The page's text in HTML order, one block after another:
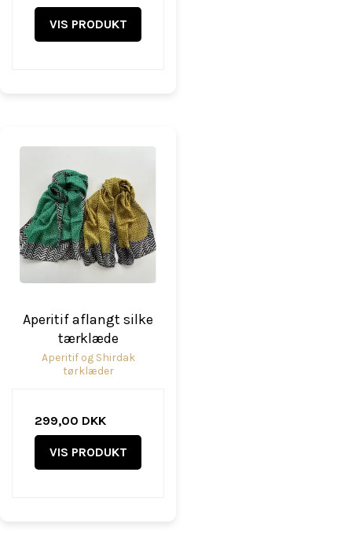
VIS PRODUKT
Aperitif aflangt silke
tærklæde
Aperitif og Shirdak
tørklæder
299,00 DKK
VIS PRODUKT